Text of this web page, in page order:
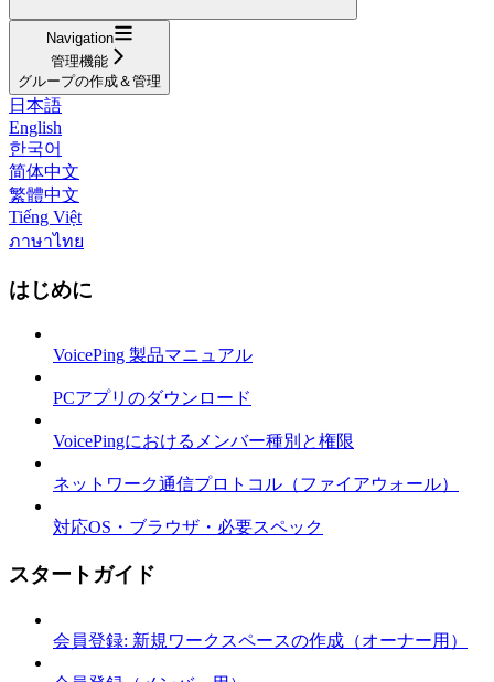
Navigation
管理機能
グループの作成＆管理
日本語
English
한국어
简体中文
繁體中文
Tiếng Việt
ภาษาไทย
はじめに
VoicePing 製品マニュアル
PCアプリのダウンロード
VoicePingにおけるメンバー種別と権限
ネットワーク通信プロトコル（ファイアウォール）
対応OS・ブラウザ・必要スペック
スタートガイド
会員登録: 新規ワークスペースの作成（オーナー用）